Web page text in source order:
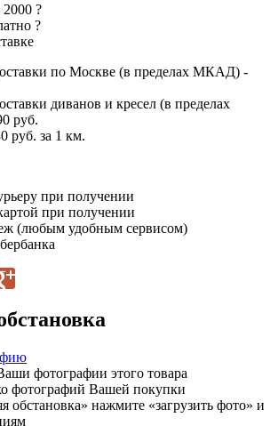
2000 ?
?
по Москве (в пределах МКАД) -
диванов и кресел (в пределах
руб.
за 1 км.
при получении
при получении
(любым удобным сервисом)
фотографии этого товара
фотографий Вашей покупки
обстановка» нажмите «загрузить фото» и